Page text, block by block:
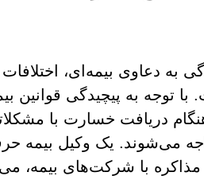
دعاوی بیمه‌ای، اختلافات
به پیچیدگی قوانین
دریافت خسارت با
می‌شوند. یک وکیل بیمه
با شرکت‌های بیمه،